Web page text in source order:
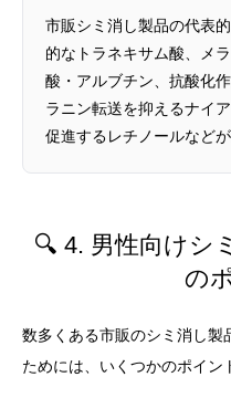
市販シミ消し製品の代表
的なトラネキサム酸、メ
酸・アルブチン、抗酸化
ラニン転送を抑えるナイ
促進するレチノールなどが
🔍 4. 男性向けシ
の
数多くある市販のシミ消し製
ためには、いくつかのポイン